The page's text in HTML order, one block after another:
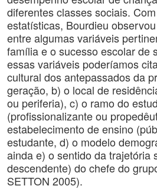
diferentes classes sociais.
estatísticas, Bourdieu
entre algumas variáveis
família e o sucesso escolar de
essas variáveis poderíamos
cultural dos antepassados da
geração, b) o local de
ou periferia), c) o ramo do
(profissionalizante ou
estabelecimento de ensino
estudante, d) o modelo
ainda e) o sentido da trajetória
descendente) do chefe do
SETTON 2005).